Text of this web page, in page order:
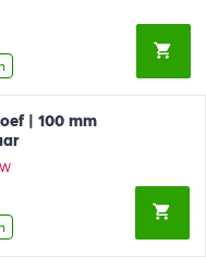
| 100 mm